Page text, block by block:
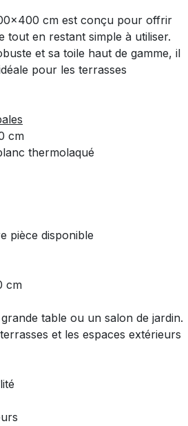
cm est conçu pour offrir
tout en restant simple à utiliser.
et sa toile haut de gamme, il
pour les terrasses
cm
thermolaqué
pièce disponible
cm
table ou un salon de jardin.
et les espaces extérieurs